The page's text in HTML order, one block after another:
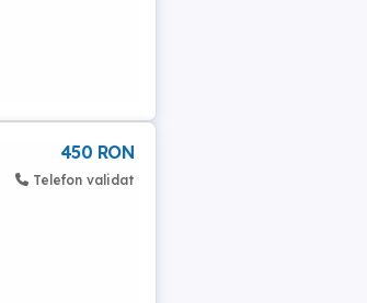
450 RON
Telefon validat